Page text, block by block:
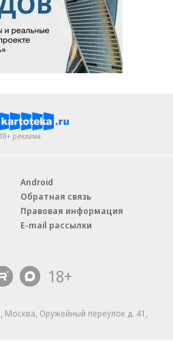
18+ реклама
Android
Обратная связь
Правовая информация
E-mail рассылки
18+
Оружейный переулок д. 41,